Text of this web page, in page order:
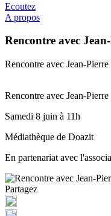
Ecoutez
A propos
Rencontre avec
Rencontre avec Jean-
Rencontre avec Jean-
Samedi 8 juin à 11h
Médiathèque de Doazit
En partenariat avec
Partagez